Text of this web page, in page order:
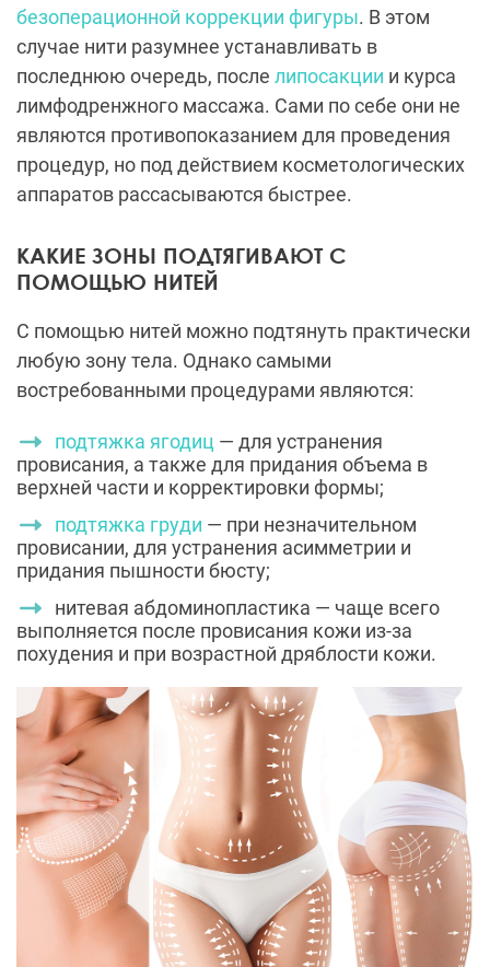
безоперационной коррекции фигуры. В этом
случае нити разумнее устанавливать в
последнюю очередь, после липосакции и курса
лимфодренжного массажа. Сами по себе они не
являются противопоказанием для проведения
процедур, но под действием косметологических
аппаратов рассасываются быстрее.
КАКИЕ ЗОНЫ ПОДТЯГИВАЮТ С
ПОМОЩЬЮ НИТЕЙ
С помощью нитей можно подтянуть практически
любую зону тела. Однако самыми
востребованными процедурами являются:
подтяжка ягодиц — для устранения
провисания, а также для придания объема в
верхней части и корректировки формы;
подтяжка груди — при незначительном
провисании, для устранения асимметрии и
придания пышности бюсту;
нитевая абдоминопластика — чаще всего
выполняется после провисания кожи из-за
похудения и при возрастной дряблости кожи.